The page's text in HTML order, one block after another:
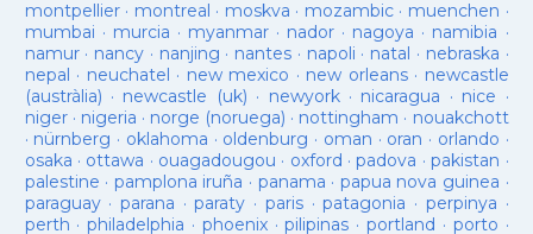
montpellier· montreal · moskva · mozambic· muenchen ·
mumbai · murcia · myanmar· nador · nagoya · namibia ·
namur· nancy · nanjing · nantes · napoli · natal · nebraska ·
nepal · neuchatel · new mexico · new orleans· newcastle
(austràlia) · newcastle (uk) · newyork· nicaragua · nice ·
niger· nigeria · norge (noruega) · nottingham · nouakchott
· nürnberg · oklahoma · oldenburg · oman · oran · orlando ·
osaka · ottawa · ouagadougou · oxford ·padova ·pakistan ·
palestine · pamplona iruña · panama · papua nova guinea ·
paraguay· parana ·paraty · paris·patagonia · perpinya ·
perth ·philadelphia · phoenix·pilipinas ·portland · porto ·